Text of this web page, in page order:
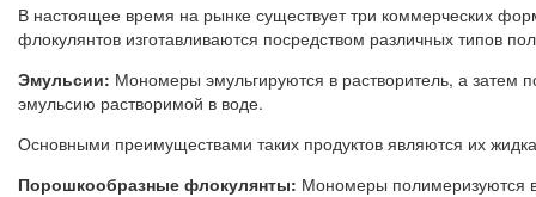
В настоящее время на рынке существует три коммерческих
флокулянтов изготавливаются посредством различных типов
Эмульсии: Мономеры эмульгируются в растворитель, а затем
эмульсию растворимой в воде.
Основными преимуществами таких продуктов являются их
Порошкообразные флокулянты: Мономеры полимеризуются